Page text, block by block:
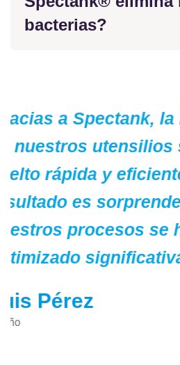
bacterias?
El servicio de
excepcional. La
su personal y la
equipos han
mantenimiento
Ana Gómez
Dirección Operativa